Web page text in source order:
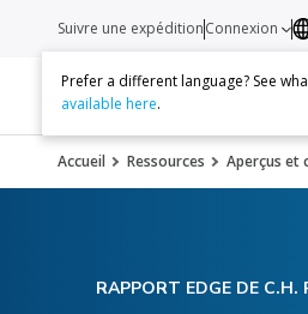
Services
Suivre une expéditionConnexion
Prefer a different language? See
available here.
Accueil Ressources Aperçus et
RAPPORT EDGE DE C.H.